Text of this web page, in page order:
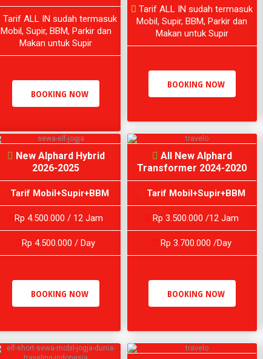
Tarif ALL IN sudah termasuk
Mobil, Supir, BBM, Parkir dan
Makan untuk Supir
BOOKING NOW
Tarif ALL IN sudah termasuk
Mobil, Supir, BBM, Parkir dan
Makan untuk Supir
BOOKING NOW
New Alphard Hybrid
2026-2025
Tarif Mobil+Supir+BBM
Rp 4.500.000 / 12 Jam
Rp 4.500.000 / Day
BOOKING NOW
All New Alphard
Transformer 2024-2020
Tarif Mobil+Supir+BBM
Rp 3.500.000 /12 Jam
Rp 3.700.000 /Day
BOOKING NOW